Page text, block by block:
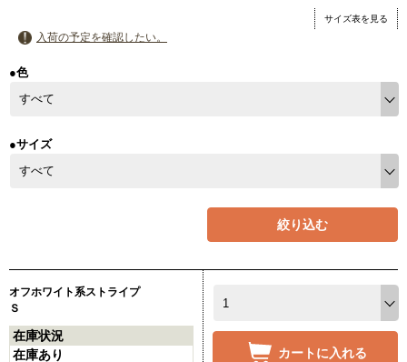
サイズ表を見る
入荷の予定を確認したい。
●色
●サイズ
絞り込む
オフホワイト系ストライプ
Ｓ
在庫状況
在庫あり
カートに入れる